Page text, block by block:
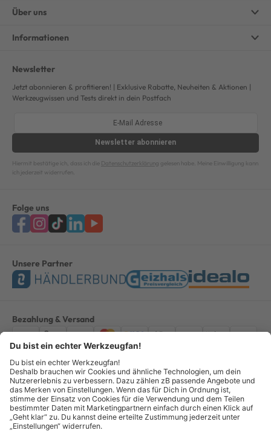
Über uns
Informationen
Newsletter
Jetzt abonnieren & profitieren! | Exklusive Rabatte, Neuheiten & Aktionen |
Werkzeugwissen und Tests direkt in dein Postfach
Newsletter abonnieren
Hiermit bestätige ich, dass ich die Datenschutzerklärung gelesen habe. Meine Einwilligung kann
ich jederzeit widerrufen.
Folge uns
Unsere Partner
Bezahlung & Versand
ImpressumAGBDatenschutzWiderruf Vertrag widerrufen
Alle Preise verstehen sich inkl. ges. MwSt. *Kostenloser Versand innerhalb
Deutschlands, bei Bestellungen ab 100,00 Euro.
© Copyright 2026 GOTOOLS GmbH - Alle Rechte vorbehalten. powered by